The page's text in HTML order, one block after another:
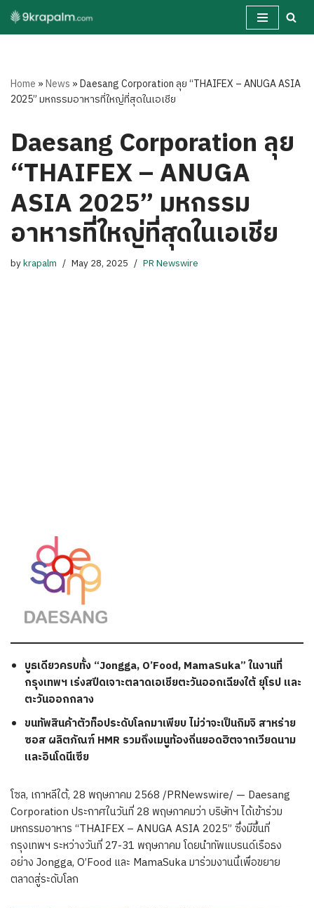
Skip
Home »News »Daesang Corporation ลุย “THAIFEX – ANUGA ASIA
2025” มหกรรมอาหารที่ใหญ่ที่สุดในเอเชีย
Daesang Corporation ลุย
“THAIFEX – ANUGA
ASIA 2025” มหกรรม
อาหารที่ใหญ่ที่สุดในเอเชีย
bykrapalm May 28, 2025 PR Newswire
บูธเดียวครบทั้ง “Jongga, O’Food, MamaSuka” ในงานที่
กรุงเทพฯ เร่งสปีดเจาะตลาดเอเชียตะวันออกเฉียงใต้ ยุโรป และ
ตะวันออกกลาง
ขนทัพสินค้าตัวท็อประดับโลกมาเพียบ ไม่ว่าจะเป็นกิมจิ สาหร่าย
ซอส ผลิตภัณฑ์ HMR รวมถึงเมนูท้องถิ่นยอดฮิตจากเวียดนาม
และอินโดนีเซีย
โซล, เกาหลีใต้, 28 พฤษภาคม 2568 /PRNewswire/ — Daesang
Corporation ประกาศในวันที่ 28 พฤษภาคมว่า บริษัทฯ ได้เข้าร่วม
มหกรรมอาหาร “THAIFEX – ANUGA ASIA 2025” ซึ่งมีขึ้นที่
กรุงเทพฯ ระหว่างวันที่ 27-31 พฤษภาคม โดยนำทัพแบรนด์เรือธง
อย่าง Jongga, O’Food และ MamaSuka มาร่วมงานนี้เพื่อขยาย
ตลาดสู่ระดับโลก